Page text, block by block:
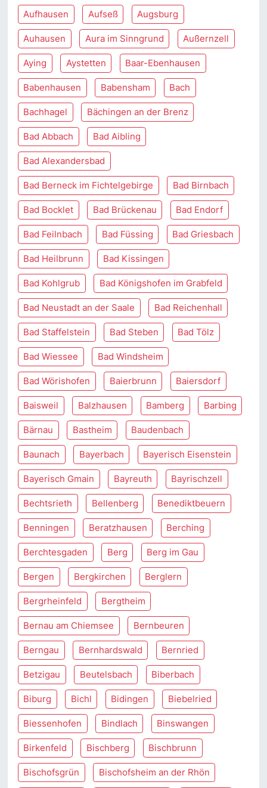
Aufhausen Aufseß Augsburg
Auhausen Aura im Sinngrund Außernzell
Aying Aystetten Baar-Ebenhausen
Babenhausen Babensham Bach
Bachhagel Bächingen an der Brenz
Bad Abbach Bad Aibling
Bad Alexandersbad
Bad Berneck im Fichtelgebirge Bad Birnbach
Bad Bocklet Bad Brückenau Bad Endorf
Bad Feilnbach Bad Füssing Bad Griesbach
Bad Heilbrunn Bad Kissingen
Bad Kohlgrub Bad Königshofen im Grabfeld
Bad Neustadt an der Saale Bad Reichenhall
Bad Staffelstein Bad Steben Bad Tölz
Bad Wiessee Bad Windsheim
Bad Wörishofen Baierbrunn Baiersdorf
Baisweil Balzhausen Bamberg Barbing
Bärnau Bastheim Baudenbach
Baunach Bayerbach Bayerisch Eisenstein
Bayerisch Gmain Bayreuth Bayrischzell
Bechtsrieth Bellenberg Benediktbeuern
Benningen Beratzhausen Berching
Berchtesgaden Berg Berg im Gau
Bergen Bergkirchen Berglern
Bergrheinfeld Bergtheim
Bernau am Chiemsee Bernbeuren
Berngau Bernhardswald Bernried
Betzigau Beutelsbach Biberbach
Biburg Bichl Bidingen Biebelried
Biessenhofen Bindlach Binswangen
Birkenfeld Bischberg Bischbrunn
Bischofsgrün Bischofsheim an der Rhön